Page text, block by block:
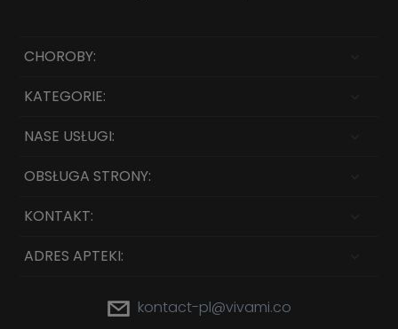
CHOROBY:
KATEGORIE:
NASE USŁUGI:
OBSŁUGA STRONY:
KONTAKT:
ADRES APTEKI:
kontact-pl@vivami.co